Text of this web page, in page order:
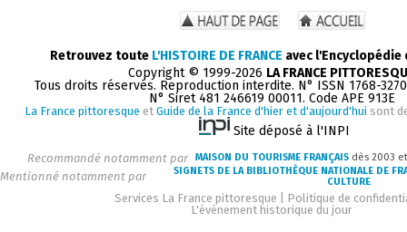
Retrouvez toute L'HISTOIRE DE FRANCE avec
Copyright © 1999-2026 LA FRANCE
Tous droits réservés. Reproduction interdite. N° ISSN 1768-
N° Siret 481 246619 00011. Code APE 913E
La France pittoresque et Guide de la France d'hier et d'aujourd'hui sont
Site déposé à l'INPI
Recommandé notamment par MAISON DU TOURISME FRANÇAIS dès 2003
Mentionné notamment par
SIGNETS DE LA BIBLIOTHÈQUE NATIONALE DE
CULTURE
Services La France pittoresque
Politique de
L'événement historique du jour